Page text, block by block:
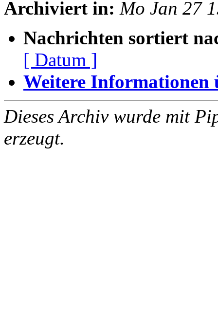
Archiviert in: Mo Jan 27
Nachrichten sortiert
[ Datum ]
Weitere Informationen
Dieses Archiv wurde mit
erzeugt.